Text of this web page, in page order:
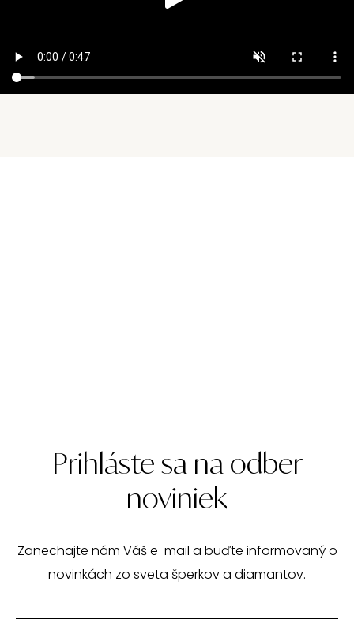
Prihláste sa na odber
noviniek
Zanechajte nám Váš e-mail a buďte informovaný o
novinkách zo sveta šperkov a diamantov.